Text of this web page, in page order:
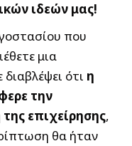
ιδεών μας!
που
μια
ότι η
την
επιχείρησης,
θα ήταν